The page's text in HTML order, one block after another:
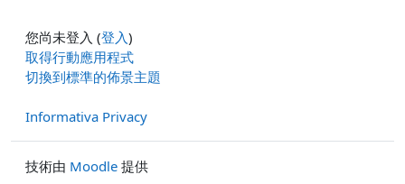
您尚未登入 (登入)
取得行動應用程式
切換到標準的佈景主題
Informativa Privacy
技術由 Moodle 提供